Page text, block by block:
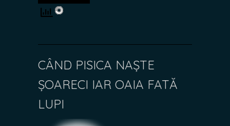
CÂND PISICA NAȘTE
ȘOARECI IAR OAIA FATĂ
LUPI